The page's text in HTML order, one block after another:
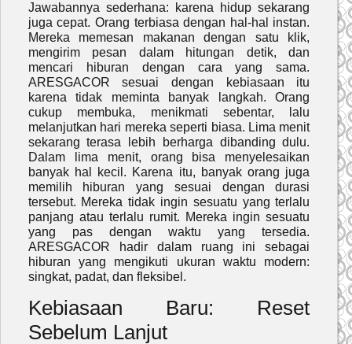
Jawabannya sederhana: karena hidup sekarang
juga cepat. Orang terbiasa dengan hal-hal instan.
Mereka memesan makanan dengan satu klik,
mengirim pesan dalam hitungan detik, dan
mencari hiburan dengan cara yang sama.
ARESGACOR sesuai dengan kebiasaan itu
karena tidak meminta banyak langkah. Orang
cukup membuka, menikmati sebentar, lalu
melanjutkan hari mereka seperti biasa. Lima menit
sekarang terasa lebih berharga dibanding dulu.
Dalam lima menit, orang bisa menyelesaikan
banyak hal kecil. Karena itu, banyak orang juga
memilih hiburan yang sesuai dengan durasi
tersebut. Mereka tidak ingin sesuatu yang terlalu
panjang atau terlalu rumit. Mereka ingin sesuatu
yang pas dengan waktu yang tersedia.
ARESGACOR hadir dalam ruang ini sebagai
hiburan yang mengikuti ukuran waktu modern:
singkat, padat, dan fleksibel.
Kebiasaan Baru: Reset
Sebelum Lanjut